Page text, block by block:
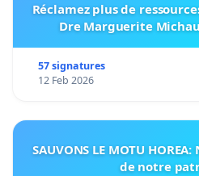
Réclamez plus de
Dre Marguerite
57 signatures
12 Feb 2026
SAUVONS LE MOTU
de notre